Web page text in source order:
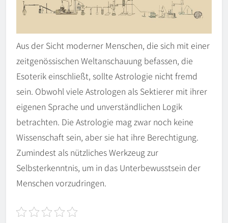
Aus der Sicht moderner Menschen, die sich mit einer
zeitgenössischen Weltanschauung befassen, die
Esoterik einschließt, sollte Astrologie nicht fremd
sein. Obwohl viele Astrologen als Sektierer mit ihrer
eigenen Sprache und unverständlichen Logik
betrachten. Die Astrologie mag zwar noch keine
Wissenschaft sein, aber sie hat ihre Berechtigung.
Zumindest als nützliches Werkzeug zur
Selbsterkenntnis, um in das Unterbewusstsein der
Menschen vorzudringen.